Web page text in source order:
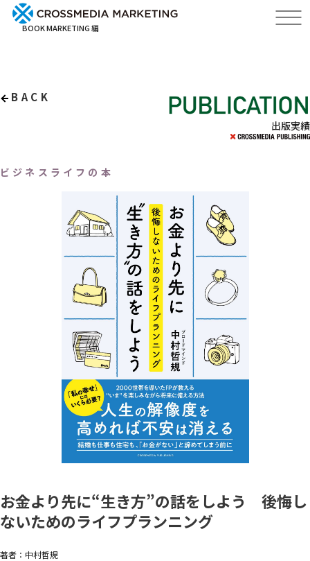
BOOK MARKETING 編
BACK
出版実績
ビジネスライフの本
お金より先に“生き方”の話をしよう 後悔し
ないためのライフプランニング
著者：中村哲規